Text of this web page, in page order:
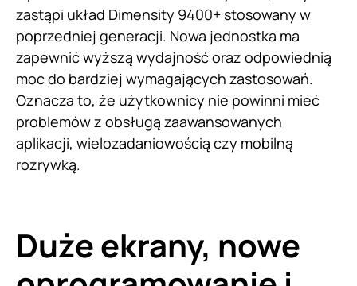
zastąpi układ Dimensity 9400+ stosowany w
poprzedniej generacji. Nowa jednostka ma
zapewnić wyższą wydajność oraz odpowiednią
moc do bardziej wymagających zastosowań.
Oznacza to, że użytkownicy nie powinni mieć
problemów z obsługą zaawansowanych
aplikacji, wielozadaniowością czy mobilną
rozrywką.
Duże ekrany, nowe